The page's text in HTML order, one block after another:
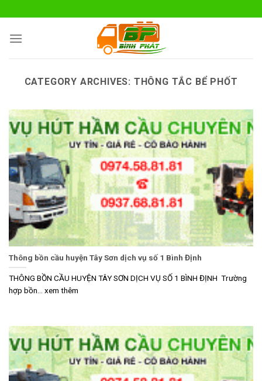
to
content
CATEGORY ARCHIVES: THÔNG TẮC BỂ PHỐT
Thông bồn cầu huyện Tây Sơn dịch vụ số 1 Bình Định
THÔNG BỒN CẦU HUYỆN TÂY SƠN DỊCH VỤ SỐ 1 BÌNH ĐỊNH Trường
hợp bồn... xem thêm